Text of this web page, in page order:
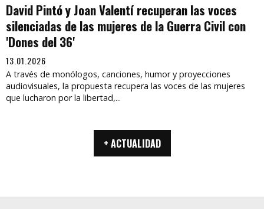
David Pintó y Joan Valentí recuperan las voces
silenciadas de las mujeres de la Guerra Civil con
'Dones del 36'
13.01.2026
A través de monólogos, canciones, humor y proyecciones
audiovisuales, la propuesta recupera las voces de las mujeres
que lucharon por la libertad,...
+ ACTUALIDAD